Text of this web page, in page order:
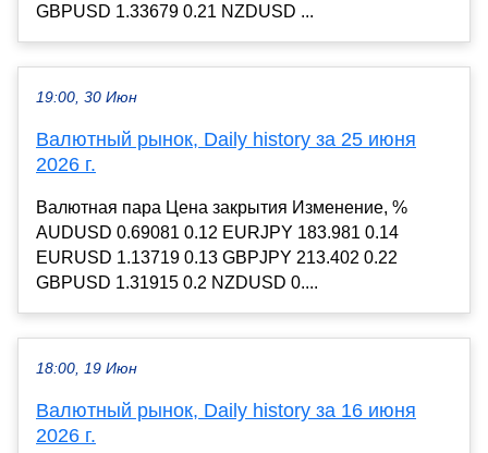
GBPUSD 1.33679 0.21 NZDUSD ...
19:00, 30 Июн
Валютный рынок, Daily history за 25 июня
2026 г.
Валютная пара Цена закрытия Изменение, %
AUDUSD 0.69081 0.12 EURJPY 183.981 0.14
EURUSD 1.13719 0.13 GBPJPY 213.402 0.22
GBPUSD 1.31915 0.2 NZDUSD 0....
18:00, 19 Июн
Валютный рынок, Daily history за 16 июня
2026 г.